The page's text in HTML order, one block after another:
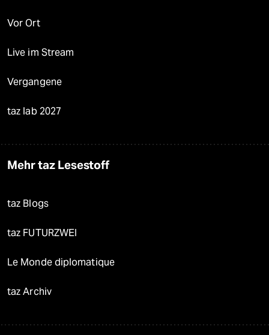
Vor Ort
Live im Stream
Vergangene
taz lab 2027
Mehr taz Lesestoff
taz Blogs
taz FUTURZWEI
Le Monde diplomatique
taz Archiv